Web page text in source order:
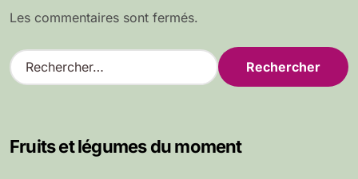
Les commentaires sont fermés.
R
e
rFruits et légumes du moment